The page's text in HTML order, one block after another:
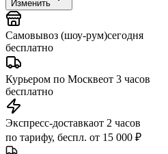
Изменить
Самовывоз (шоу-рум)сегодня
бесплатно
Курьером по Москвеот 3 часов
бесплатно
Экспресс-доставкаот 2 часов
по тарифу, беспл. от 15 000 ₽